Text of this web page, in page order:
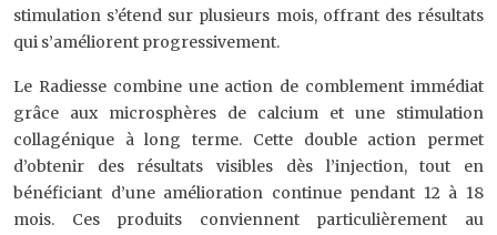
stimulation s’étend sur plusieurs mois, offrant des résultats
qui s’améliorent progressivement.
Le Radiesse combine une action de comblement immédiat
grâce aux microsphères de calcium et une stimulation
collagénique à long terme. Cette double action permet
d’obtenir des résultats visibles dès l’injection, tout en
bénéficiant d’une amélioration continue pendant 12 à 18
mois. Ces produits conviennent particulièrement au